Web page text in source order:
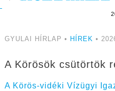
GYULAI HÍRLAP • HÍREK •
A Körösök csütörtök
A Körös-vidéki Vízügyi